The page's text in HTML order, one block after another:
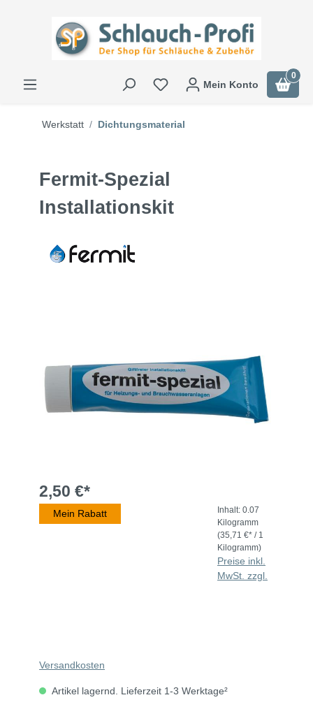
Mein Konto
0
Werkstatt Dichtungsmaterial
Fermit-Spezial
Installationskit
2,50 €*
Mein Rabatt Inhalt: 0.07
Kilogramm
(35,71 €* / 1
Kilogramm)
Preise inkl.
MwSt. zzgl.
Versandkosten
Artikel lagernd. Lieferzeit 1-3 Werktage²